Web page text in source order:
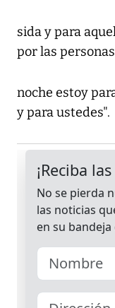
sida y para
por las
noche estoy
y para ustedes".